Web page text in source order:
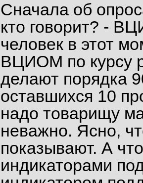
Сначала об
кто говорит? -
человек в этот
ВЦИОМ по курсу
делают порядка
оставшихся 10
надо товарищу
неважно. Ясно,
показывают. А
индикаторами